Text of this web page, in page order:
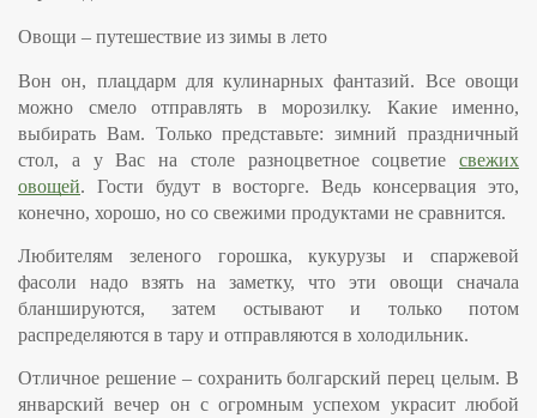
Овощи – путешествие из зимы в лето
Вон он, плацдарм для кулинарных фантазий. Все овощи
можно смело отправлять в морозилку. Какие именно,
выбирать Вам. Только представьте: зимний праздничный
стол, а у Вас на столе разноцветное соцветие свежих
овощей. Гости будут в восторге. Ведь консервация это,
конечно, хорошо, но со свежими продуктами не сравнится.
Любителям зеленого горошка, кукурузы и спаржевой
фасоли надо взять на заметку, что эти овощи сначала
бланшируются, затем остывают и только потом
распределяются в тару и отправляются в холодильник.
Отличное решение – сохранитьболгарский перец целым. В
январский вечер он с огромным успехом украсит любой